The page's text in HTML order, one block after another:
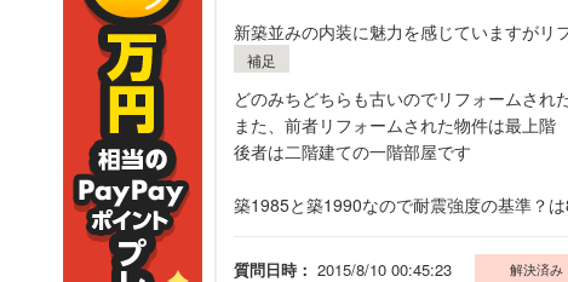
新築並みの内装に魅力を感じていますがリ
補足
どのみちどちらも古いのでリフォームされ
また、前者リフォームされた物件は最上階
後者は二階建ての一階部屋です
築1985と築1990なので耐震強度の基準？
質問日時： 2015/8/10 00:45:23 解決済み